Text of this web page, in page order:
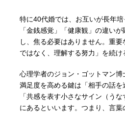
特に40代婚では、お互いが長年
「金銭感覚」「健康観」の違い
し、焦る必要はありません。重
ではなく、理解する努力」を続け
心理学者のジョン・ゴットマン
満足度を高める鍵は「相手の話を
「共感を表す小さなサイン（うな
にあるといいます。つまり、言葉